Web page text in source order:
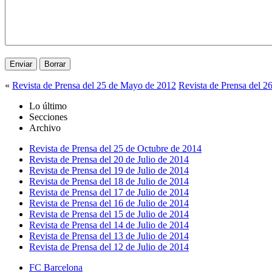
« Revista de Prensa del 25 de Mayo de 2012 Revista de Prensa del
Lo último
Secciones
Archivo
Revista de Prensa del 25 de Octubre de 2014
Revista de Prensa del 20 de Julio de 2014
Revista de Prensa del 19 de Julio de 2014
Revista de Prensa del 18 de Julio de 2014
Revista de Prensa del 17 de Julio de 2014
Revista de Prensa del 16 de Julio de 2014
Revista de Prensa del 15 de Julio de 2014
Revista de Prensa del 14 de Julio de 2014
Revista de Prensa del 13 de Julio de 2014
Revista de Prensa del 12 de Julio de 2014
FC Barcelona